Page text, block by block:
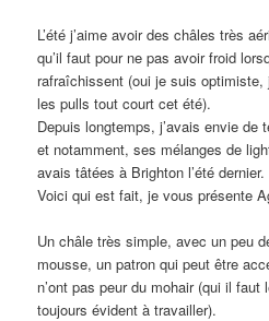
L’été j’aime avoir des châles très
qu’il faut pour ne pas avoir froid
rafraîchissent (oui je suis optimiste,
les pulls tout court cet été).
Depuis longtemps, j’avais envie
et notamment, ses mélanges de
avais tâtées à Brighton l’été dernier.
Voici qui est fait, je vous présente
Un châle très simple, avec un peu
mousse, un patron qui peut être
n’ont pas peur du mohair (qui il faut
toujours évident à travailler).